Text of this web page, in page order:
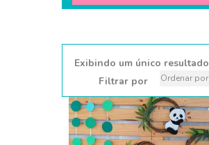
Exibindo um único resultado
Filtrar por